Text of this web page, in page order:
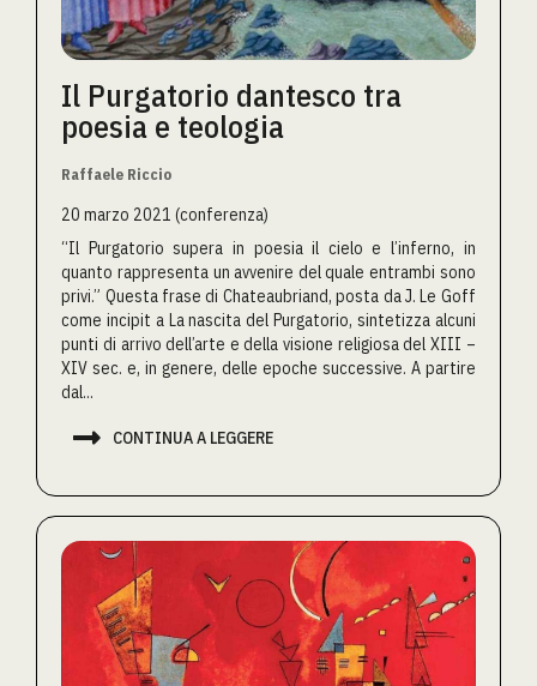
Il Purgatorio dantesco tra
poesia e teologia
Raffaele Riccio
20 marzo 2021 (conferenza)
“Il Purgatorio supera in poesia il cielo e l’inferno, in
quanto rappresenta un avvenire del quale entrambi sono
privi.” Questa frase di Chateaubriand, posta da J. Le Goff
come incipit a La nascita del Purgatorio, sintetizza alcuni
punti di arrivo dell’arte e della visione religiosa del XIII –
XIV sec. e, in genere, delle epoche successive. A partire
dal...
 CONTINUA A LEGGERE